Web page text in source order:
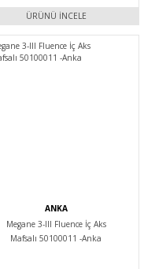
ÜRÜNÜ İNCELE
ANKA
Megane 3-III Fluence İç Aks
Mafsalı 50100011 -Anka